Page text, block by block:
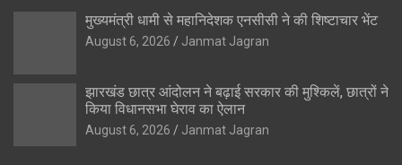
मुख्यमंत्री धामी से महानिदेशक एनसीसी ने की शिष्टाचार भेंट
August 6, 2026 Janmat Jagran
झारखंड छात्र आंदोलन ने बढ़ाई सरकार की मुश्किलें, छात्रों ने
किया विधानसभा घेराव का ऐलान
August 6, 2026 Janmat Jagran